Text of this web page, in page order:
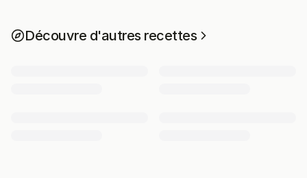
Découvre d'autres recettes